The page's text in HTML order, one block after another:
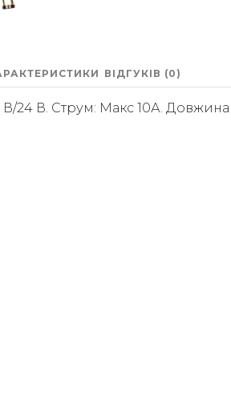
ВІДГУКІВ (0)
В/24 В. Струм: Макс 10А. Довжина